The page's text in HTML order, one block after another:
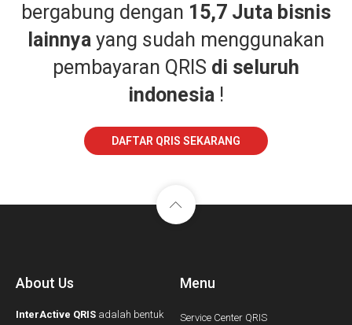
bergabung dengan 15,7 Juta bisnis
lainnya yang sudah menggunakan
pembayaran QRIS di seluruh
indonesia !
DAFTAR QRIS SEKARANG
About Us
InterActive QRIS adalah bentuk
Menu
Service Center QRIS